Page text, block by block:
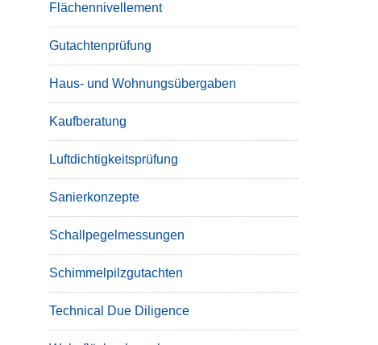
Flächennivellement
Gutachtenprüfung
Haus- und Wohnungsübergaben
Kaufberatung
Luftdichtigkeitsprüfung
Sanierkonzepte
Schallpegelmessungen
Schimmelpilzgutachten
Technical Due Diligence